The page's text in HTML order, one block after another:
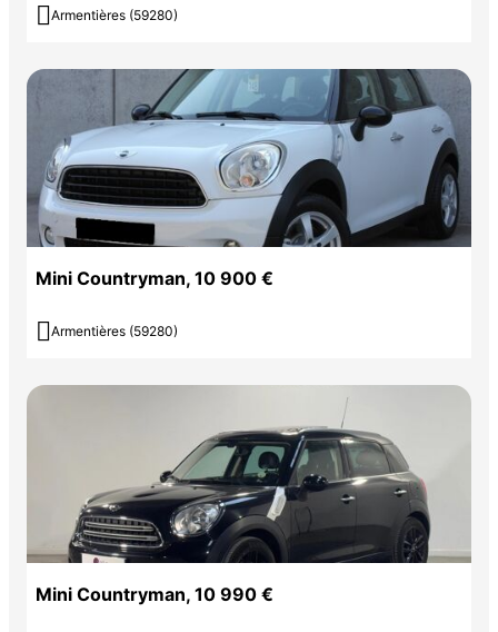
 Armentières (59280)
Mini Countryman, 10 900 €
 Armentières (59280)
Mini Countryman, 10 990 €